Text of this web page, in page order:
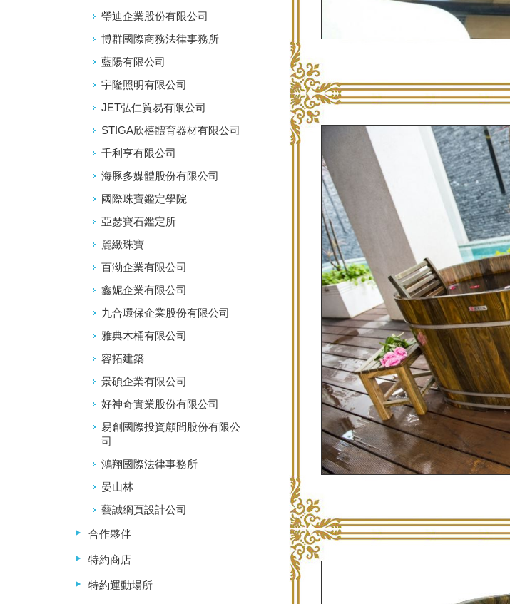
瑩迪企業股份有限公司
博群國際商務法律事務所
藍陽有限公司
宇隆照明有限公司
JET弘仁貿易有限公司
STIGA欣禧體育器材有限公司
千利亨有限公司
海豚多媒體股份有限公司
國際珠寶鑑定學院
亞瑟寶石鑑定所
麗緻珠寶
百泑企業有限公司
鑫妮企業有限公司
九合環保企業股份有限公司
雅典木桶有限公司
容拓建築
景碩企業有限公司
好神奇實業股份有限公司
易創國際投資顧問股份有限公
司
鴻翔國際法律事務所
晏山林
藝誠網頁設計公司
合作夥伴
特約商店
特約運動場所